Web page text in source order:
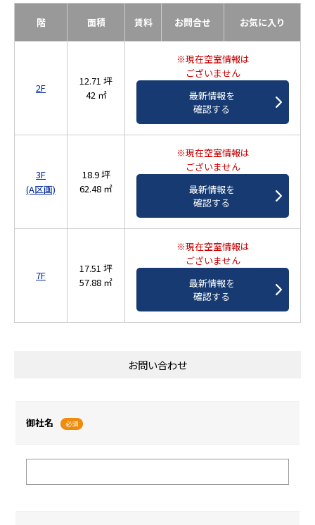
階 面積 賃料 お問合せ お気に入り
2F
12.71 坪
42 ㎡
※現在空室情報は
ございません
最新情報を
確認する
3F
(A区画)
18.9 坪
62.48 ㎡
※現在空室情報は
ございません
最新情報を
確認する
7F
17.51 坪
57.88 ㎡
※現在空室情報は
ございません
最新情報を
確認する
お問い合わせ
御社名 必須